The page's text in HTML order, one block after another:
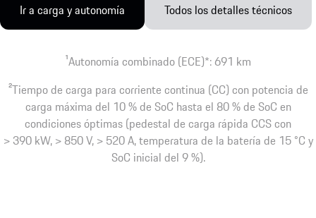
Ir a carga y autonomía Todos los detalles técnicos
1Autonomía combinado (ECE)*: 691 km
2Tiempo de carga para corriente continua (CC) con potencia de
carga máxima del 10 % de SoC hasta el 80 % de SoC en
condiciones óptimas (pedestal de carga rápida CCS con
> 390 kW, > 850 V, > 520 A, temperatura de la batería de 15 °C y
SoC inicial del 9 %).